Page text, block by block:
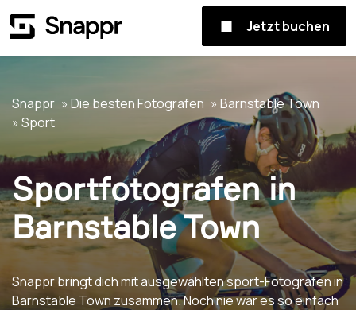
Jetzt buchen
Snappr Die besten Fotografen
Barnstable Town
Sport
Sportfotografen in
Barnstable Town
Snappr bringt dich mit ausgewählten sport-Fotografen in
Barnstable Town zusammen. Noch nie war es so einfach